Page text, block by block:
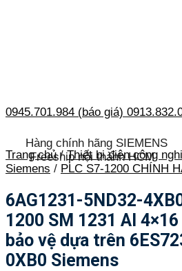
0945.701.984 (báo giá)
Hàng chính hãng SIEMENS
Freeship nội thành HCM
Trang chủ / Thiết bị điện công
Siemens / PLC S7-1200 CHÍNH
6AG1231-5ND32-
1200 SM 1231 AI
bảo vệ dựa trên
0XB0 Siemens